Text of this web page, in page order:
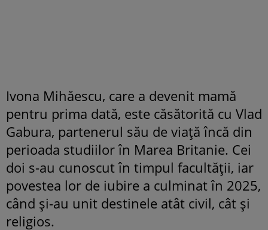
Ivona Mihăescu, care a devenit mamă
pentru prima dată, este căsătorită cu Vlad
Gabura, partenerul său de viață încă din
perioada studiilor în Marea Britanie. Cei
doi s-au cunoscut în timpul facultății, iar
povestea lor de iubire a culminat în 2025,
când și-au unit destinele atât civil, cât și
religios.